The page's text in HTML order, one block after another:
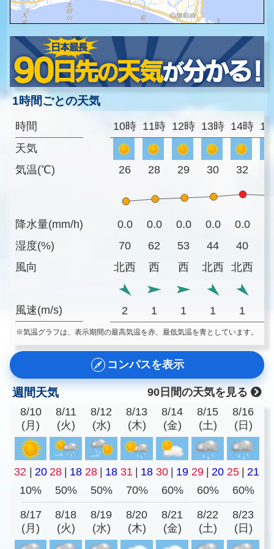
1時間ごとの天気
時間
天気
気温(℃)
降水量(mm/h)
湿度(%)
風向
風速(m/s)
10時 11時 12時 13時 14時
26 28 29 30 32
0.0 0.0 0.0 0.0 0.0
70
62 53 44 40
北西
西 西 北西 北西
2 1 1 1 1
※気温グラフは、表示期間の最高気温を赤、最低気温を青としています。
コンパスを表示
週間天気
90日間の天気を見る
8/10
(月)
8/11
(火)
8/12
(水)
8/13
(木)
8/14
(金)
8/15
(土)
8/16
(日)
32 | 20 28 | 18 28 | 18 31 | 18 30 | 19 29 | 20 25 | 21
10%
50% 50% 70% 60% 60% 60%
8/17
(月)
8/18
(火)
8/19
(水)
8/20
(木)
8/21
(金)
8/22
(土)
8/23
(日)